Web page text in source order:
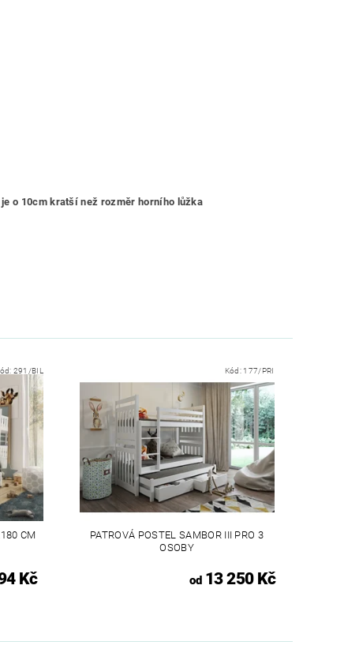
o 10cm kratší než rozměr horního lůžka
291/BIL
CM
Kč
Kód: 177/PRI
PATROVÁ POSTEL SAMBOR III PRO 3
OSOBY
od13 250 Kč